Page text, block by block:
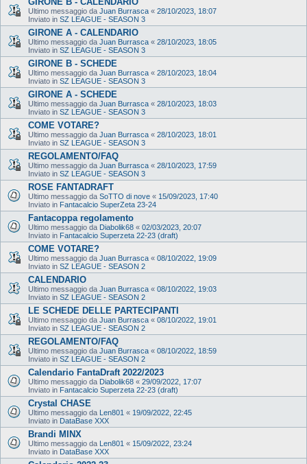
Ultimo messaggio da Juan Burrasca « 28/10/2023, 18:07
Inviato in SZ LEAGUE - SEASON 3
GIRONE A - CALENDARIO
Ultimo messaggio da Juan Burrasca « 28/10/2023, 18:05
Inviato in SZ LEAGUE - SEASON 3
GIRONE B - SCHEDE
Ultimo messaggio da Juan Burrasca « 28/10/2023, 18:04
Inviato in SZ LEAGUE - SEASON 3
GIRONE A - SCHEDE
Ultimo messaggio da Juan Burrasca « 28/10/2023, 18:03
Inviato in SZ LEAGUE - SEASON 3
COME VOTARE?
Ultimo messaggio da Juan Burrasca « 28/10/2023, 18:01
Inviato in SZ LEAGUE - SEASON 3
REGOLAMENTO/FAQ
Ultimo messaggio da Juan Burrasca « 28/10/2023, 17:59
Inviato in SZ LEAGUE - SEASON 3
ROSE FANTADRAFT
Ultimo messaggio da SoTTO di nove « 15/09/2023, 17:40
Inviato in Fantacalcio SuperZeta 23-24
Fantacoppa regolamento
Ultimo messaggio da Diabolik68 « 02/03/2023, 20:07
Inviato in Fantacalcio Superzeta 22-23 (draft)
COME VOTARE?
Ultimo messaggio da Juan Burrasca « 08/10/2022, 19:09
Inviato in SZ LEAGUE - SEASON 2
CALENDARIO
Ultimo messaggio da Juan Burrasca « 08/10/2022, 19:03
Inviato in SZ LEAGUE - SEASON 2
LE SCHEDE DELLE PARTECIPANTI
Ultimo messaggio da Juan Burrasca « 08/10/2022, 19:01
Inviato in SZ LEAGUE - SEASON 2
REGOLAMENTO/FAQ
Ultimo messaggio da Juan Burrasca « 08/10/2022, 18:59
Inviato in SZ LEAGUE - SEASON 2
Calendario FantaDraft 2022/2023
Ultimo messaggio da Diabolik68 « 29/09/2022, 17:07
Inviato in Fantacalcio Superzeta 22-23 (draft)
Crystal CHASE
Ultimo messaggio da Len801 « 19/09/2022, 22:45
Inviato in DataBase XXX
Brandi MINX
Ultimo messaggio da Len801 « 15/09/2022, 23:24
Inviato in DataBase XXX